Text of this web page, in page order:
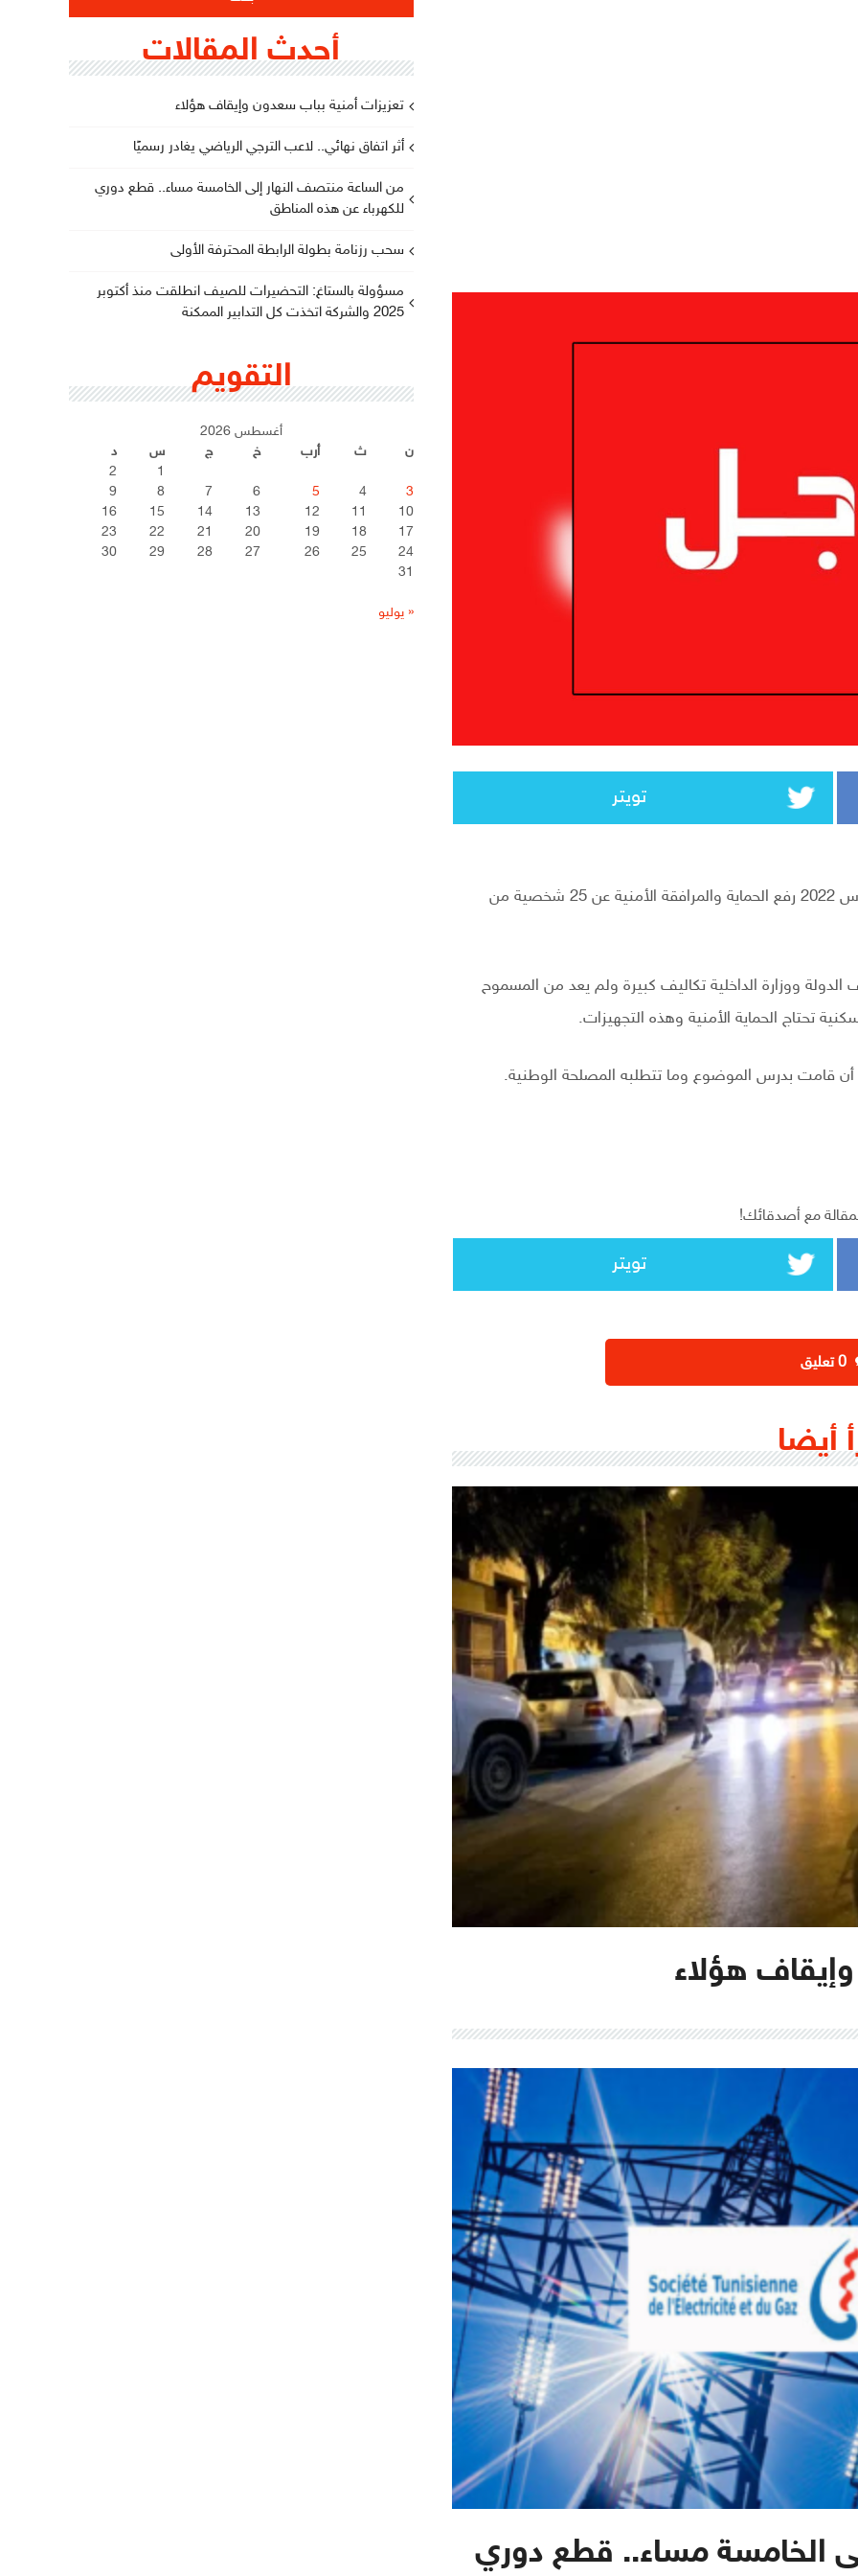
تويتر
أعلن وزير الداخلية توفيق شرف الدين اليوم السبت 26 مارس 2022 رفع الحماية والمرافقة الأمنية عن 25 شخصية من
ووزارة الداخلية تكاليف كبيرة ولم يعد من المسموح
تحتاج الحماية الأمنية وهذه التجهيزات.
أن قامت بدرس الموضوع وما تتطلبه المصلحة الوطنية.
مع أصدقائك!
تويتر
‫0 تعليق
أيضا
هؤلاء
الخامسة مساء.. قطع دوري
أحدث المقالات
تعزيزات أمنية بباب سعدون وإيقاف هؤلاء
أثر اتفاق نهائي.. لاعب الترجي الرياضي يغادر رسميًا
من الساعة منتصف النهار إلى الخامسة مساء.. قطع دوري
للكهرباء عن هذه المناطق
سحب رزنامة بطولة الرابطة المحترفة الأولى
مسؤولة بالستاغ: التحضيرات للصيف انطلقت منذ أكتوبر
2025 والشركة اتخذت كل التدابير الممكنة
التقويم
أغسطس 2026
ن
ث أرب خ ج س
د
1
2
3
4
5
6
7
8
9
10
11
12
13
14
15
16
17
18
19
20
21
22
23
24
25
26
27
28
29
30
31
« يوليو